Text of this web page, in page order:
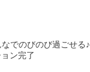
なでのびのび過ごせる
ン完了